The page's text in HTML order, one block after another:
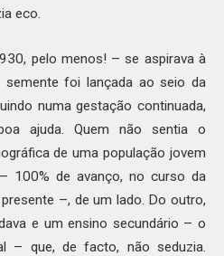
eco.
pelo menos! – se aspirava à
semente foi lançada ao seio da
numa gestação continuada,
ajuda. Quem não sentia o
de uma população jovem
100% de avanço, no curso da
–, de um lado. Do outro,
e um ensino secundário – o
– que, de facto, não seduzia.